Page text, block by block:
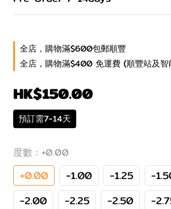
全店，購物滿$600包郵順豐
全店，購物滿$400 免運費 (順豐站及智
HK$150.00
預訂需7-14天
度數 : +0.00
+0.00 -1.00 -1.25 -
-2.00
-2.25 -2.50 -